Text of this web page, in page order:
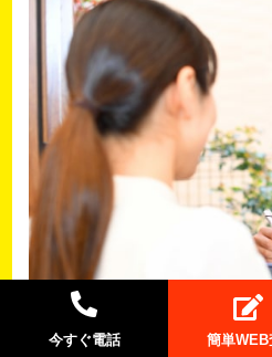
今すぐ電話 簡単WEB